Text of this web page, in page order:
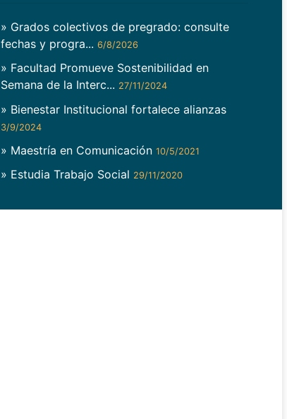
» Grados colectivos de pregrado: consulte
fechas y progra... 6/8/2026
» Facultad Promueve Sostenibilidad en
Semana de la Interc... 27/11/2024
» Bienestar Institucional fortalece alianzas
3/9/2024
» Maestría en Comunicación 10/5/2021
» Estudia Trabajo Social 29/11/2020